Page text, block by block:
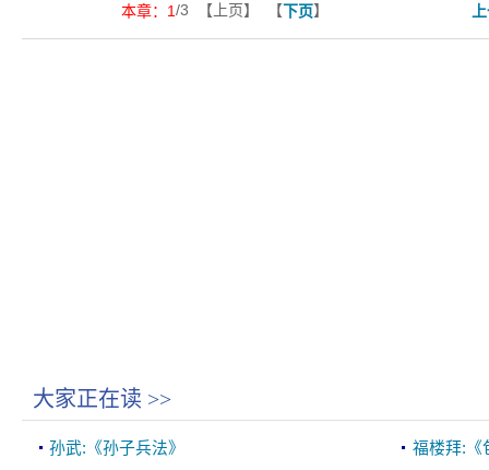
本章： 1/3 【上页】 【下页】
大家正在读 >>
孙武:《孙子兵法》
福楼拜:《